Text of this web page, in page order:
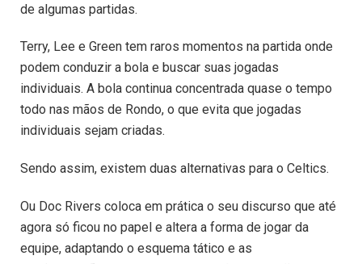
de algumas partidas.
Terry, Lee e Green tem raros momentos na partida onde
podem conduzir a bola e buscar suas jogadas
individuais. A bola continua concentrada quase o tempo
todo nas mãos de Rondo, o que evita que jogadas
individuais sejam criadas.
Sendo assim, existem duas alternativas para o Celtics.
Ou Doc Rivers coloca em prática o seu discurso que até
agora só ficou no papel e altera a forma de jogar da
equipe, adaptando o esquema tático e as